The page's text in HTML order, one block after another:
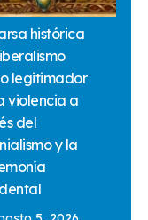
histórica
legitimador
violencia a
del
y la